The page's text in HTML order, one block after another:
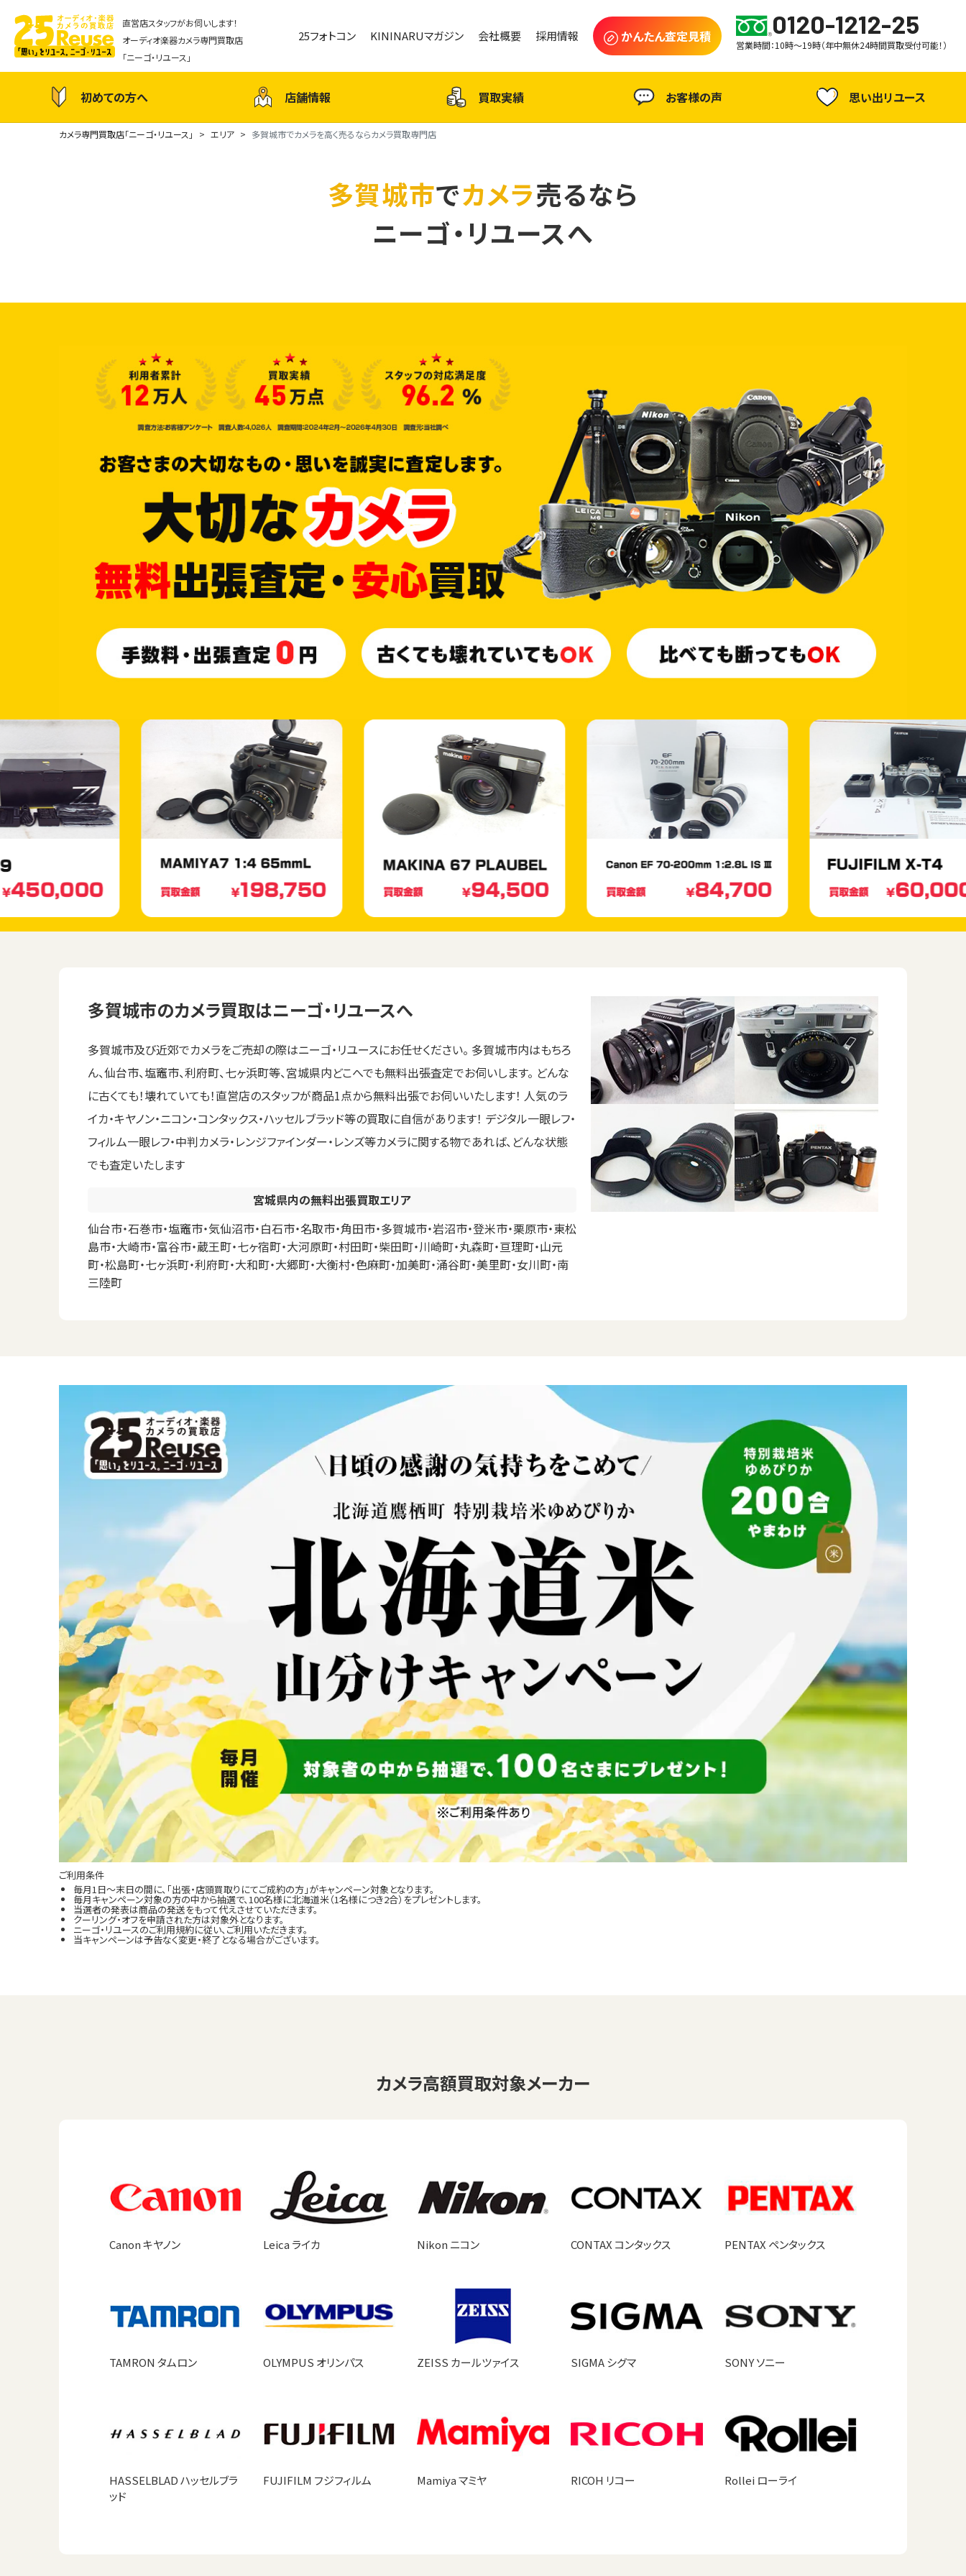
直営店スタッフがお伺いします！
オーディオ楽器カメラ専門買取店
「ニーゴ・リユース」
25フォトコン KININARUマガジン 会社概要 採用情報 かんたん査定見積 0120-1212-25
営業時間：10時～19時（年中無休24時間買取受付可能！）
初めての方へ 店舗情報 買取実績 お客様の声 思い出リユース
カメラ専門買取店「ニーゴ・リユース」 エリア 多賀城市でカメラを高く売るならカメラ買取専門店
多賀城市でカメラ売るなら
ニーゴ・リユースへ
多賀城市のカメラ買取はニーゴ・リユースへ
多賀城市及び近郊でカメラをご売却の際はニーゴ・リユースにお任せください。 多賀城市内はもちろ
ん、仙台市、塩竈市、利府町、七ヶ浜町等、宮城県内どこへでも無料出張査定でお伺いします。 どんな
に古くても！壊れていても！直営店のスタッフが商品1点から無料出張でお伺いいたします！ 人気のラ
イカ・キヤノン・ニコン・コンタックス・ハッセルブラッド等の買取に自信があります！ デジタル一眼レフ・
フィルム一眼レフ・中判カメラ・レンジファインダー・レンズ等カメラに関する物であれば、どんな状態
でも査定いたします
宮城県内の無料出張買取エリア
仙台市・石巻市・塩竈市・気仙沼市・白石市・名取市・角田市・多賀城市・岩沼市・登米市・栗原市・東松
島市・大崎市・富谷市・蔵王町・七ヶ宿町・大河原町・村田町・柴田町・川崎町・丸森町・亘理町・山元
町・松島町・七ヶ浜町・利府町・大和町・大郷町・大衡村・色麻町・加美町・涌谷町・美里町・女川町・南
三陸町
ご利用条件
毎月1日～末日の間に、「出張・店頭買取りにてご成約の方」がキャンペーン対象となります。
毎月キャンペーン対象の方の中から抽選で、100名様に北海道米（1名様につき2合）をプレゼントします。
当選者の発表は商品の発送をもって代えさせていただきます。
クーリング・オフを申請された方は対象外となります。
ニーゴ・リユースのご利用規約に従い、ご利用いただきます。
当キャンペーンは予告なく変更・終了となる場合がございます。
カメラ高額買取対象メーカー
Canon キヤノン Leica ライカ Nikon ニコン CONTAX コンタックス PENTAX ペンタックス
TAMRON タムロン OLYMPUS オリンパス ZEISS カールツァイス SIGMA シグマ SONY ソニー
HASSELBLAD ハッセルブラ
ッド
FUJIFILM フジフィルム Mamiya マミヤ RICOH リコー Rollei ローライ